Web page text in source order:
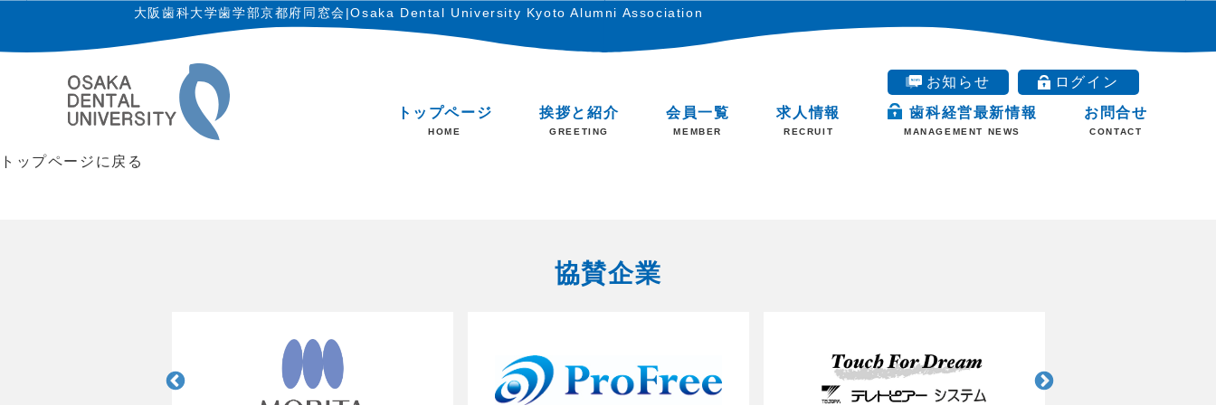
大阪歯科大学歯学部京都府同窓会|Osaka Dental University Kyoto Alumni Association
お知らせ
ログイン
トップページ
HOME
挨拶と紹介
GREETING
会員一覧
MEMBER
求人情報
RECRUIT
歯科経営最新情報
MANAGEMENT NEWS
お問合せ
CONTACT
トップページに戻る
協賛企業